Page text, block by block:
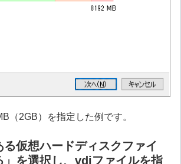
（2GB）を指定した例です。
仮想ハードディスクファイ
」を選択し、vdiファイルを指